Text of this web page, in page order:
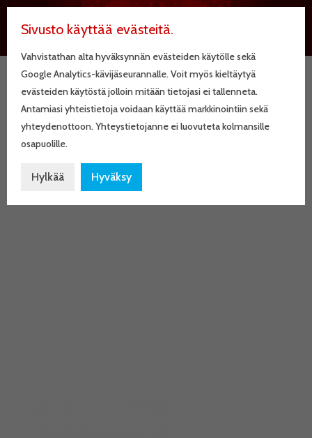
valk1000
Sivusto käyttää evästeitä.
Vahvistathan alta hyväksynnän evästeiden käytölle sekä
Google Analytics-kävijäseurannalle. Voit myös kieltäytyä
evästeiden käytöstä jolloin mitään tietojasi ei tallenneta.
Antamiasi yhteistietoja voidaan käyttää markkinointiin sekä
yhteydenottoon. Yhteystietojanne ei luovuteta kolmansille
osapuolille.
Hylkää Hyväksy